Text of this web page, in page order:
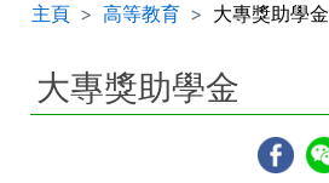
主頁 高等教育 大專獎助學金
大專獎助學金